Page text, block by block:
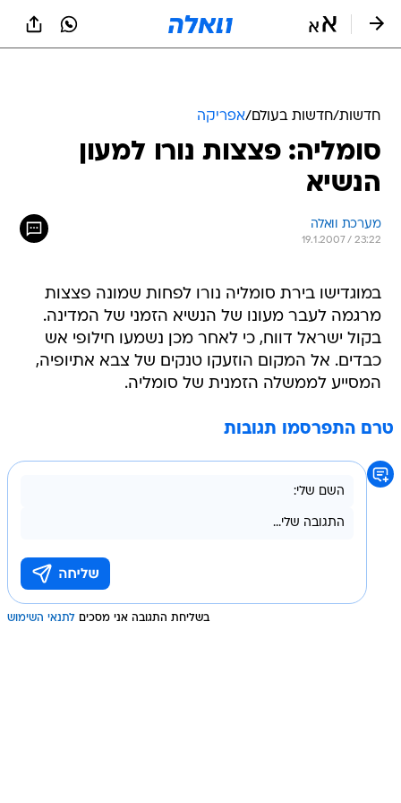
חדשות/חדשות בעולם/אפריקה
סומליה: פצצות נורו למעון
הנשיא
מערכת וואלה
19.1.2007 / 23:22
במוגדישו בירת סומליה נורו לפחות שמונה פצצות
מרגמה לעבר מעונו של הנשיא הזמני של המדינה.
בקול ישראל דווח, כי לאחר מכן נשמעו חילופי אש
כבדים. אל המקום הוזעקו טנקים של צבא אתיופיה,
המסייע לממשלה הזמנית של סומליה.
טרם התפרסמו תגובות
בשליחת התגובה אני מסכים לתנאי השימוש